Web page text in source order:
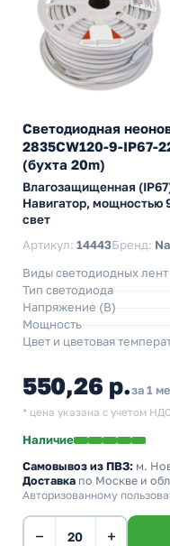
Светодиодная
2835CW120-9-IP67-
(бухта 20m)
Влагозащищенная
Навигатор, мощностью
свет
Артикул: 14443Бренд:
Виды светодиодных лент
Тип светодиода
Напряжение (В)
Мощность
Цвет и цветовая
550,26 р.за 1
* цена указана с учетом
Наличие
Самовывоз из ПВЗ: м.
Доставка по Москве и
Авторизованному
− +